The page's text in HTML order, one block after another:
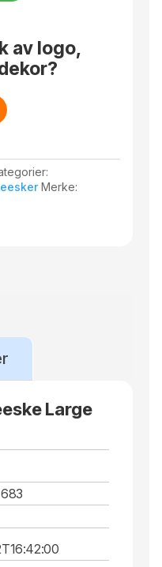
av logo,
Merke:
Large